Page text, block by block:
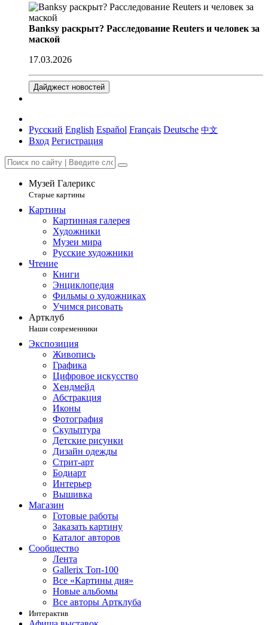
Banksy раскрыт? Расследование Reuters и человек за
маской
17.03.2026
Дайджест новостей
Русский English Español Français Deutsche 中文
Вход Регистрация
Музей Галерикс
Старые картины
Картины
Картинная галерея
Художники
Музеи мира
Русские художники
Чтение
Книги
Энциклопедия
Фильмы о художниках
Учимся рисовать
Артклуб
Наши современники
Экспозиция
Живопись
Графика
Цифровое искусство
Хендмейд
Абстракция
Иконы
Фотография
Скульптура
Детские рисунки
Дизайн одежды
Стрит-арт
Бодиарт
Интерьер
Вышивка
Магазин
Готовые работы
Заказать картину
Каталог авторов
Сообщество
Лента
Gallerix Топ-100
Все «Картины дня»
Новые альбомы
Все авторы Артклуба
Интерактив